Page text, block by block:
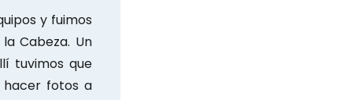
y fuimos
Cabeza. Un
tuvimos que
hacer fotos a